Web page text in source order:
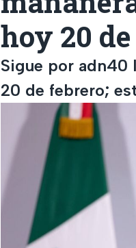
hoy 20
Sigue por adn40
20 de febrero;